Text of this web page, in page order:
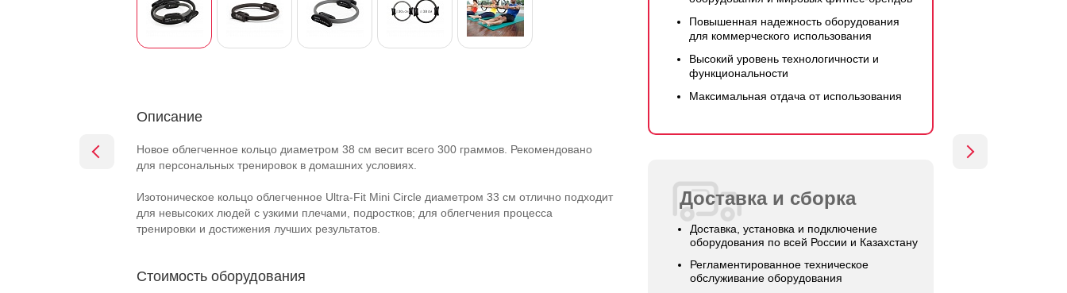
Повышенная надежность оборудования
для коммерческого использования
Высокий уровень технологичности и
функциональности
Максимальная отдача от использования
Доставка и сборка
Доставка, установка и подключение
оборудования по всей России и Казахстану
Регламентированное техническое
обслуживание оборудования
Описание
Новое облегченное кольцо диаметром 38 см весит всего 300 граммов. Рекомендовано
для персональных тренировок в домашних условиях.
Изотоническое кольцо облегченное Ultra-Fit Mini Circle диаметром 33 см отлично подходит
для невысоких людей с узкими плечами, подростков; для облегчения процесса
тренировки и достижения лучших результатов.
Стоимость оборудования